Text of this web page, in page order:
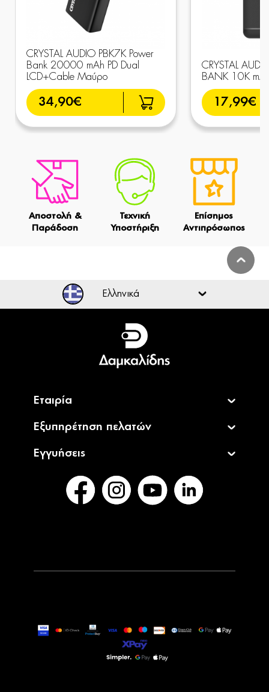
CRYSTAL AUDIO PBK7K Power
Bank 20000 mAh PD Dual
LCD+Cable Μαύρο
34,90€
CRYSTAL
BANK 10K
17,99€
Αποστολή &
Παράδοση
Τεχνική
Υποστήριξη
Επίσημος
Αντιπρόσωπος
Ελληνικά
Ελληνικά
English
Εταιρία
Εξυπηρέτηση πελατών
Εγγυήσεις